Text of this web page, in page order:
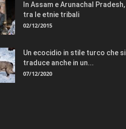
In Assam e Arunachal Pradesh,
tra le etnie tribali
02/12/2015
Un ecocidio in stile turco che si
traduce anche in un...
07/12/2020